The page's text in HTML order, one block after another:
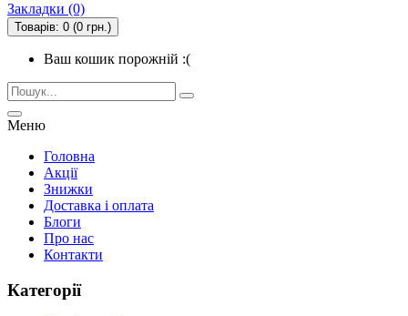
Закладки (0)
Товарів: 0 (0 грн.)
Ваш кошик порожній :(
Меню
Головна
Акції
Знижки
Доставка і оплата
Блоги
Про нас
Контакти
Категорії